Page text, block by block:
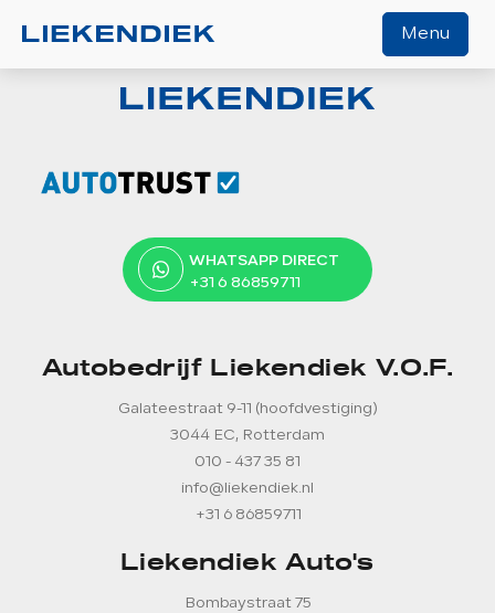
Menu
Werkplaats
Over ons
Contact
Algemene voorwaarden
Vacature
WHATSAPP DIRECT
+31 6 86859711
Autobedrijf Liekendiek V.O.F.
Galateestraat 9-11 (hoofdvestiging)
3044 EC, Rotterdam
010 - 437 35 81
info@liekendiek.nl
+31 6 86859711
Liekendiek Auto's
Bombaystraat 75